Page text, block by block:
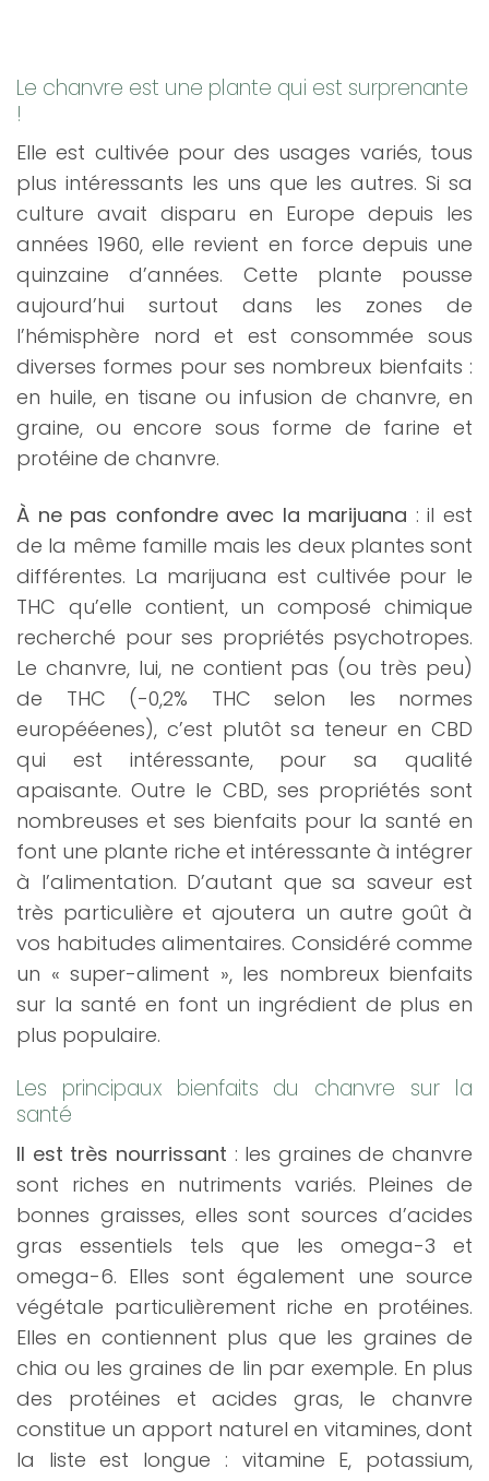
Le chanvre est une plante qui est surprenante
!
Elle est cultivée pour des usages variés, tous
plus intéressants les uns que les autres. Si sa
culture avait disparu en Europe depuis les
années 1960, elle revient en force depuis une
quinzaine d’années. Cette plante pousse
aujourd’hui surtout dans les zones de
l’hémisphère nord et est consommée sous
diverses formes pour ses nombreux bienfaits :
en huile, en tisane ou infusion de chanvre, en
graine, ou encore sous forme de farine et
protéine de chanvre.
À ne pas confondre avec la marijuana : il est
de la même famille mais les deux plantes sont
différentes. La marijuana est cultivée pour le
THC qu’elle contient, un composé chimique
recherché pour ses propriétés psychotropes.
Le chanvre, lui, ne contient pas (ou très peu)
de THC (-0,2% THC selon les normes
europééenes), c’est plutôt sa teneur en CBD
qui est intéressante, pour sa qualité
apaisante. Outre le CBD, ses propriétés sont
nombreuses et ses bienfaits pour la santé en
font une plante riche et intéressante à intégrer
à l’alimentation. D’autant que sa saveur est
très particulière et ajoutera un autre goût à
vos habitudes alimentaires. Considéré comme
un « super-aliment », les nombreux bienfaits
sur la santé en font un ingrédient de plus en
plus populaire.
Les principaux bienfaits du chanvre sur la
santé
Il est très nourrissant : les graines de chanvre
sont riches en nutriments variés. Pleines de
bonnes graisses, elles sont sources d’acides
gras essentiels tels que les omega-3 et
omega-6. Elles sont également une source
végétale particulièrement riche en protéines.
Elles en contiennent plus que les graines de
chia ou les graines de lin par exemple. En plus
des protéines et acides gras, le chanvre
constitue un apport naturel en vitamines, dont
la liste est longue : vitamine E, potassium,